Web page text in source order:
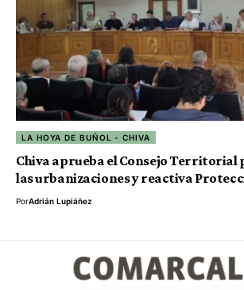
LA HOYA DE BUÑOL - CHIVA
Chiva aprueba el Consejo Territorial
las urbanizaciones y reactiva
PorAdrián Lupiáñez